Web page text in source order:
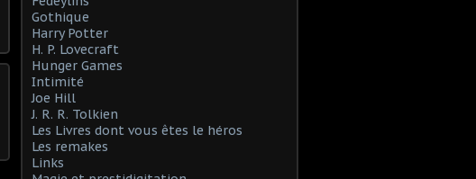
Gothique
Harry Potter
H. P. Lovecraft
Hunger Games
Intimité
Joe Hill
J. R. R. Tolkien
Les Livres dont vous êtes le héros
Les remakes
Links